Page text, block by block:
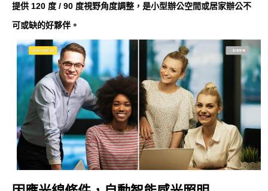
提供 120 度 / 90 度視野角度調整，是小型辦公空間或居家辦公不
可或缺的好夥伴。